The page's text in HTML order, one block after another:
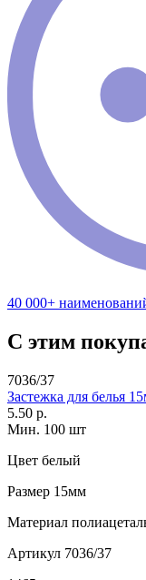
40 000+
С этим
7036/37
Застежка для белья
5.50 р.
Мин. 100 шт
Цвет белый
Размер 15мм
Материал
Артикул 7036/37